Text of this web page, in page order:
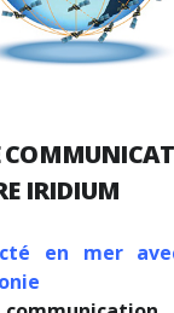
IRIDIUM
en mer